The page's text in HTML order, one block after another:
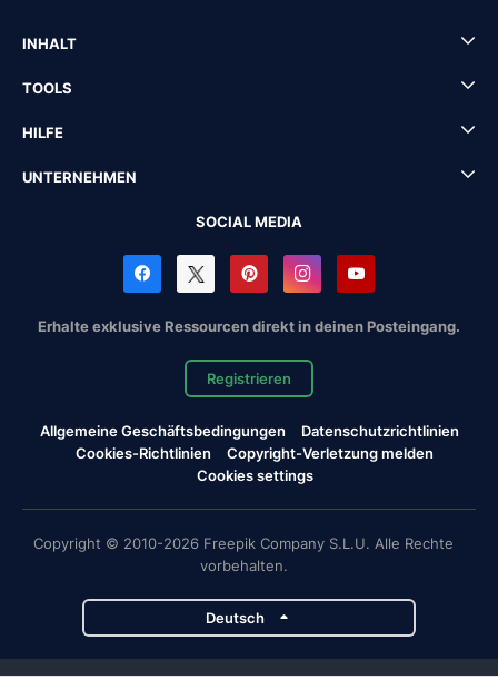
INHALT
TOOLS
HILFE
UNTERNEHMEN
SOCIAL MEDIA
Erhalte exklusive Ressourcen direkt in deinen Posteingang.
Registrieren
Allgemeine Geschäftsbedingungen
Datenschutzrichtlinien
Cookies-Richtlinien
Copyright-Verletzung melden
Cookies settings
Copyright © 2010-2026 Freepik Company S.L.U. Alle Rechte
vorbehalten.
Deutsch